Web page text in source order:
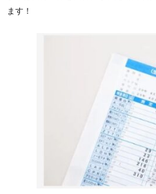
ます！